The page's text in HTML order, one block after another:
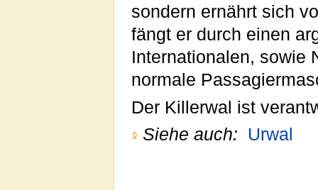
sondern ernährt sich
fängt er durch einen
Internationalen, sowie
normale
Der Killerwal ist
Siehe auch:
Urwal